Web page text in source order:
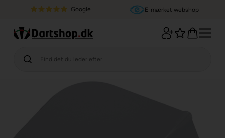
Google E-mærket webshop